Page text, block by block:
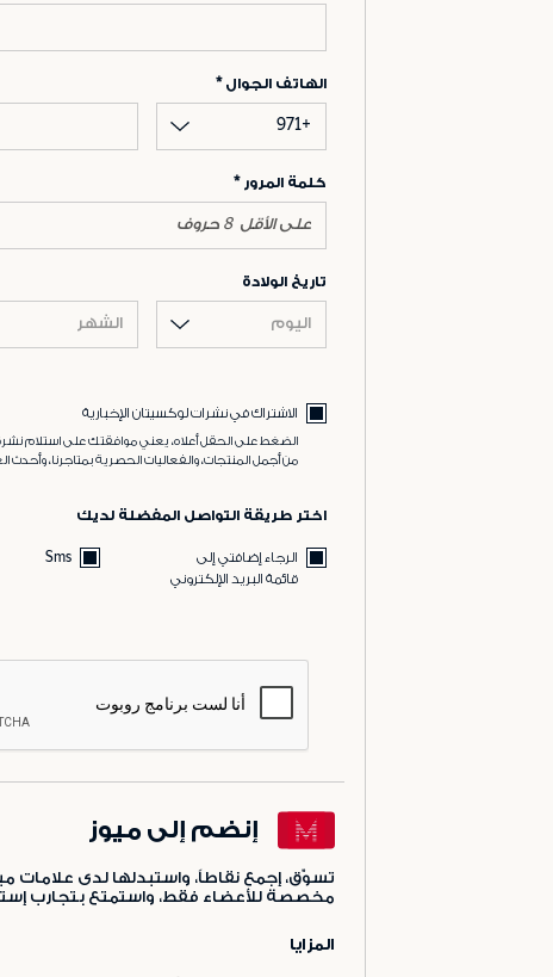
الهاتف الجوال
+971
كلمة المرور
تاريخ الولادة
اليوم الشهر
الاشتراك في نشرات لوكسيتان الإخبارية
الضغط على الحقل أعلاه، يعني موافقتك على استلام نشرة
من أجمل المنتجات، والفعاليات الحصرية بمتاجرنا، وأحدث
اختر طريقة التواصل المفضلة لديك
الرجاء إضافتي إلى
قائمة البريد الإلكتروني
Sms
إنضم إلى ميوز
تسوّق، إجمع نقاطاً، واستبدلها لدى علامات
مخصصة للأعضاء فقط، واستمتع بتجارب
المزايا